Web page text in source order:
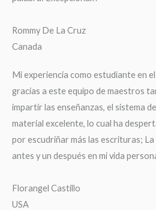
Rommy De La Cruz
Canada
Mi experiencia como estudiante en
gracias a este equipo de maestros
impartir las enseñanzas, el sistema
material excelente, lo cual ha
por escudriñar más las escrituras; La
antes y un después en mi vida
Florangel Castillo
USA